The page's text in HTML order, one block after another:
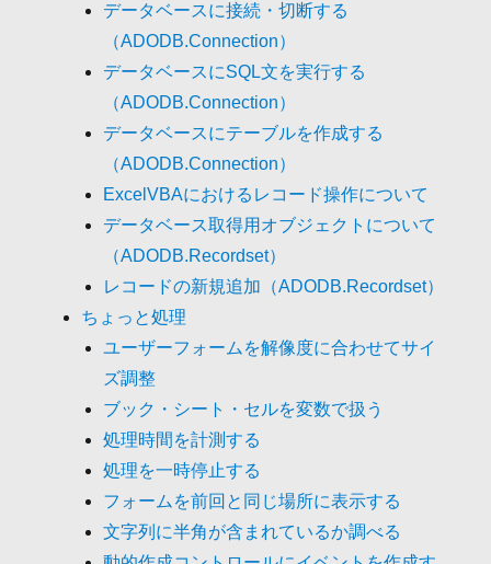
データベースに接続・切断する
（ADODB.Connection）
データベースにSQL文を実行する
（ADODB.Connection）
データベースにテーブルを作成する
（ADODB.Connection）
ExcelVBAにおけるレコード操作について
データベース取得用オブジェクトについて
（ADODB.Recordset）
レコードの新規追加（ADODB.Recordset）
ちょっと処理
ユーザーフォームを解像度に合わせてサイ
ズ調整
ブック・シート・セルを変数で扱う
処理時間を計測する
処理を一時停止する
フォームを前回と同じ場所に表示する
文字列に半角が含まれているか調べる